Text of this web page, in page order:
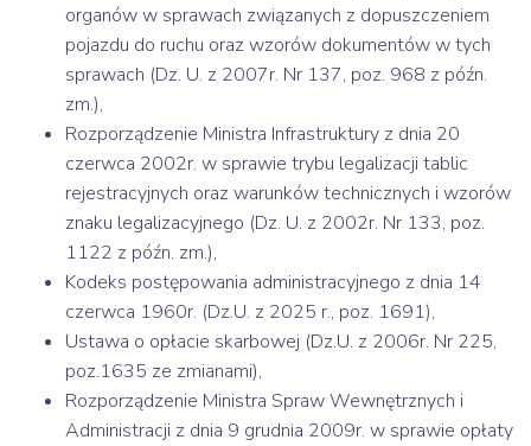
organów w sprawach związanych z dopuszczeniem
pojazdu do ruchu oraz wzorów dokumentów w tych
sprawach (Dz. U. z 2007r. Nr 137, poz. 968 z późn.
zm.),
Rozporządzenie Ministra Infrastruktury z dnia 20
czerwca 2002r. w sprawie trybu legalizacji tablic
rejestracyjnych oraz warunków technicznych i wzorów
znaku legalizacyjnego (Dz. U. z 2002r. Nr 133, poz.
1122 z późn. zm.),
Kodeks postępowania administracyjnego z dnia 14
czerwca 1960r. (Dz.U. z 2025 r., poz. 1691),
Ustawa o opłacie skarbowej (Dz.U. z 2006r. Nr 225,
poz.1635 ze zmianami),
Rozporządzenie Ministra Spraw Wewnętrznych i
Administracji z dnia 9 grudnia 2009r. w sprawie opłaty